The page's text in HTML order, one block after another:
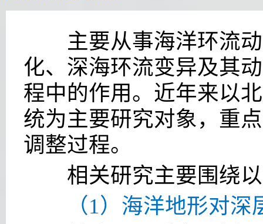
主要从事海洋环流动
化、深海环流变异及其
程中的作用。近年来以
统为主要研究对象，重
调整过程。
相关研究主要围绕以
（1）海洋地形对深